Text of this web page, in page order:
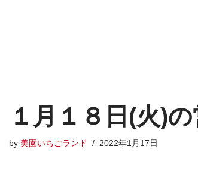
１月１８日(火)
by 美園いちごランド 2022年1月17日